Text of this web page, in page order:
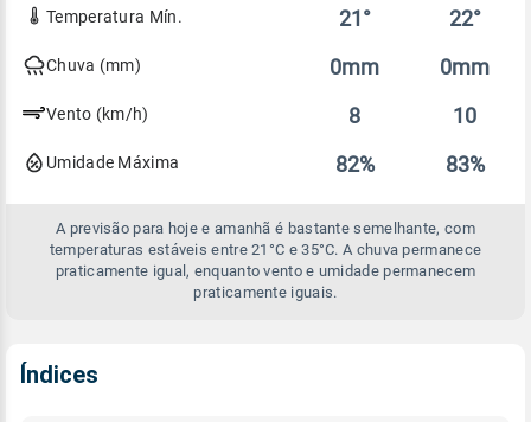
previsão
hoje
Temperatura Mín. 21° 22°
Chuva (mm) 0mm 0mm
Vento (km/h) 8 10
Umidade Máxima 82% 83%
A previsão para hoje e amanhã é bastante semelhante, com
temperaturas estáveis entre 21°C e 35°C. A chuva permanece
praticamente igual, enquanto vento e umidade permanecem
praticamente iguais.
Índices